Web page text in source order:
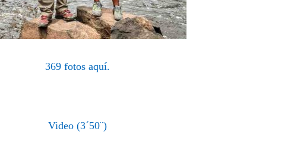
369 fotos aquí.
Video (3´50¨)